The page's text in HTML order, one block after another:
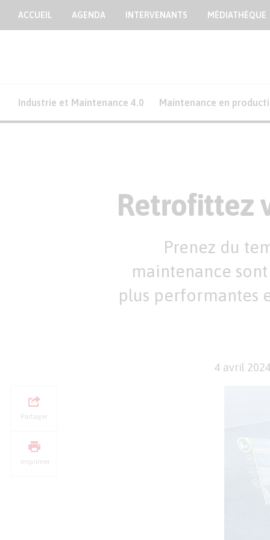
ACCUEIL AGENDA INTERVENANTS MÉDIATHÈQUE
Industrie et Maintenance 4.0 Maintenance en
Retrofittez
Prenez du
maintenance
plus performantes
4 avril 2024
Partager
Imprimer